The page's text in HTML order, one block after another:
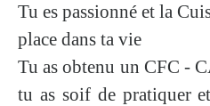
Tu es passionné et la
place dans ta vie
Tu as obtenu un CFC -
tu as soif de pratiquer